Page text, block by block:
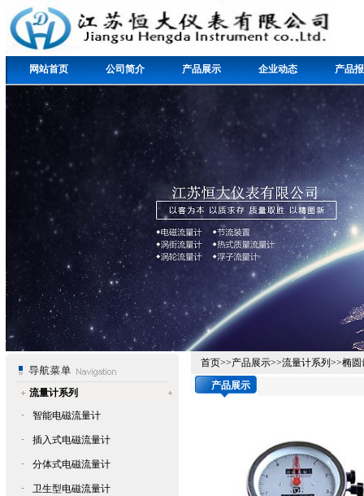
网站首页 公司简介 产品展示 企业动态 产品
流量计系列
·
智能电磁流量计
· 插入式电磁流量计
· 分体式电磁流量计
· 卫生型电磁流量计
首页>>产品展示>>流量计系列 >>椭圆
产品展示